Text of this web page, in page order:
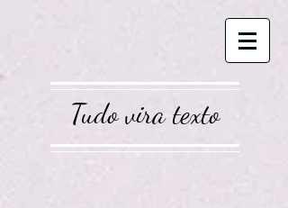
Tudo vira texto